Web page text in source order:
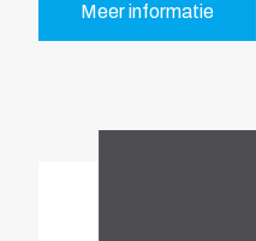
Meer informatie